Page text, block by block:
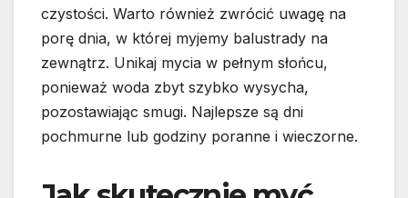
czystości. Warto również zwrócić uwagę na
porę dnia, w której myjemy balustrady na
zewnątrz. Unikaj mycia w pełnym słońcu,
ponieważ woda zbyt szybko wysycha,
pozostawiając smugi. Najlepsze są dni
pochmurne lub godziny poranne i wieczorne.